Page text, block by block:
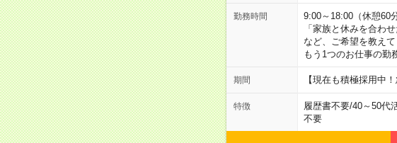
勤務時間
9:00～18:00（休憩60
「家族と休みを合わ
など、ご希望を教え
もう1つのお仕事の勤
期間 【現在も積極採用中
特徴 履歴書不要/40～50代
不要